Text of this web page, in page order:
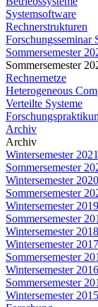
Systemsoftware
Rechnerstrukturen
Forschungsseminar
Sommersemester
Sommersemester
Rechnernetze
Heterogeneous
Verteilte Systeme
Archiv
Archiv
Wintersemester
Sommersemester
Wintersemester
Sommersemester
Wintersemester
Sommersemester
Wintersemester
Wintersemester
Sommersemester
Wintersemester
Sommersemester
Wintersemester